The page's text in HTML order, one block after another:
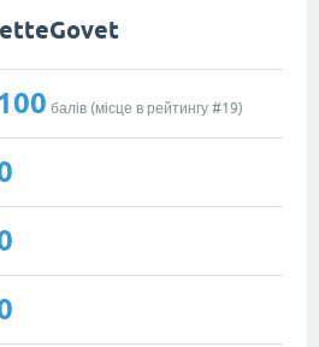
балів (місце в рейтингу #19)